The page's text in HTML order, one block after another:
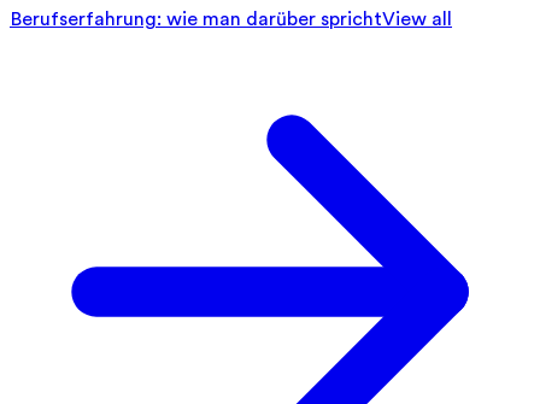
Berufserfahrung: wie man darüber sprichtView all